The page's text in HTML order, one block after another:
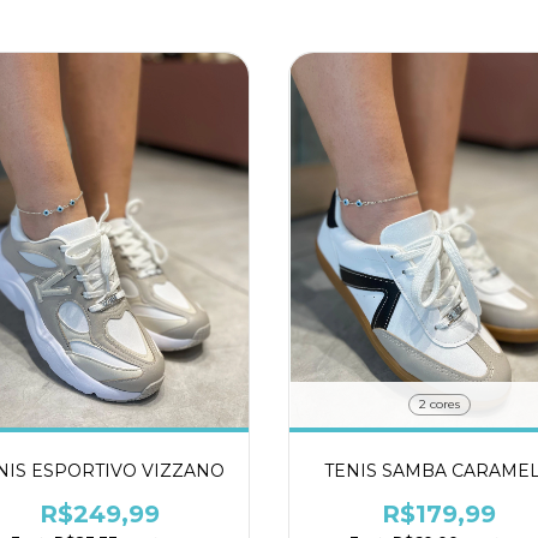
ESPORTIVO VIZZANO
R$249,99
2 cores
TENIS SAMBA
R$179,99